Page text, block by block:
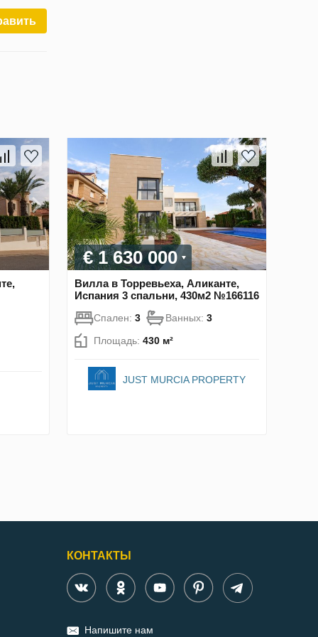
€ 1 630 000
Вилла в Торревьеха, Аликанте,
Испания 3 спальни, 430м2 №166116
Спален: 3 Ванных: 3
Площадь: 430 м²
JUST MURCIA PROPERTY
КОНТАКТЫ
Напишите нам